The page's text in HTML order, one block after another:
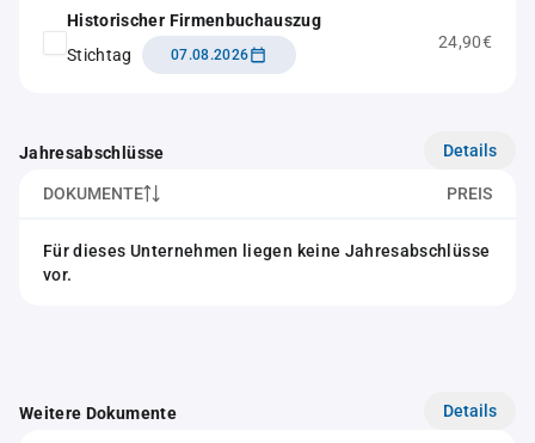
Historischer Firmenbuchauszug
Stichtag
07.08.2026
24,90€
Jahresabschlüsse Details
DOKUMENTE PREIS
Für dieses Unternehmen liegen keine Jahresabschlüsse
vor.
Weitere Dokumente Details